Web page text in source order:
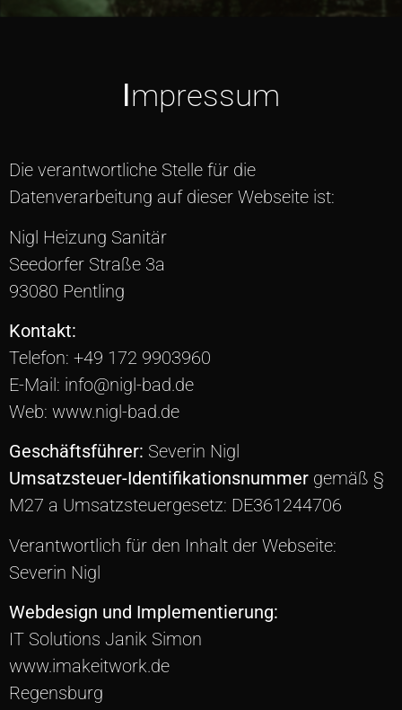
Impressum
Die verantwortliche Stelle für die
Datenverarbeitung auf dieser Webseite ist:
Nigl Heizung Sanitär
Seedorfer Straße 3a
93080 Pentling
Kontakt:
Telefon: +49 172 9903960
E-Mail: info@nigl-bad.de
Web: www.nigl-bad.de
Geschäftsführer: Severin Nigl
Umsatzsteuer-Identifikations­nummer gemäß §
M27 a Umsatz­steuer­gesetz: DE361244706
Verantwortlich für den Inhalt der Webseite:
Severin Nigl
Webdesign und Implementierung:
IT Solutions Janik Simon
www.imakeitwork.de
Regensburg